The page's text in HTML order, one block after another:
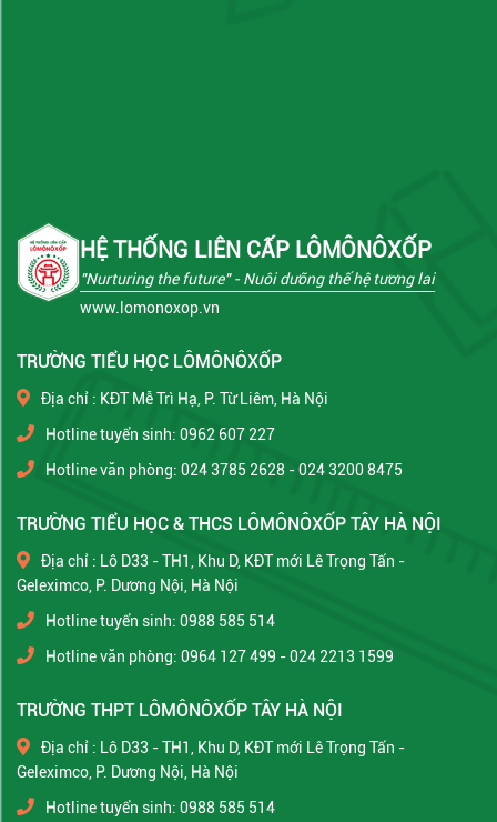
HỆ THỐNG LIÊN CẤP LÔMÔNÔXỐP
"Nurturing the future"- Nuôi dưỡng thế hệ tương lai
www.lomonoxop.vn
TRƯỜNG TIỂU HỌC LÔMÔNÔXỐP
Địa chỉ : KĐT Mễ Trì Hạ, P. Từ Liêm, Hà Nội
Hotline tuyển sinh: 0962 607 227
Hotline văn phòng: 024 3785 2628 - 024 3200 8475
TRƯỜNG TIỂU HỌC & THCS LÔMÔNÔXỐP TÂY HÀ NỘI
Địa chỉ : Lô D33 - TH1, Khu D, KĐT mới Lê Trọng Tấn -
Geleximco, P. Dương Nội, Hà Nội
Hotline tuyển sinh: 0988 585 514
Hotline văn phòng: 0964 127 499 - 024 2213 1599
TRƯỜNG THPT LÔMÔNÔXỐP TÂY HÀ NỘI
Địa chỉ : Lô D33 - TH1, Khu D, KĐT mới Lê Trọng Tấn -
Geleximco, P. Dương Nội, Hà Nội
Hotline tuyển sinh: 0988 585 514